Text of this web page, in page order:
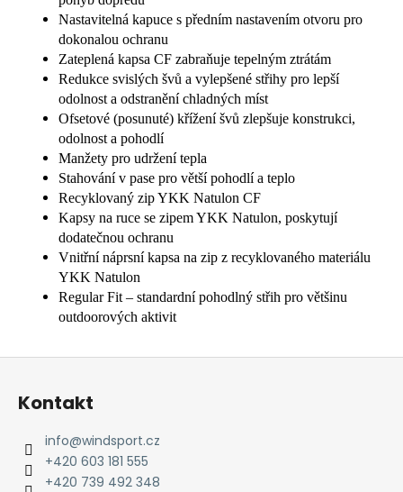
Nastavitelná kapuce s předním nastavením otvoru pro
dokonalou ochranu
Zateplená kapsa CF zabraňuje tepelným ztrátám
Redukce svislých švů a vylepšené střihy pro lepší
odolnost a odstranění chladných míst
Ofsetové (posunuté) křížení švů zlepšuje konstrukci,
odolnost a pohodlí
Manžety pro udržení tepla
Stahování v pase pro větší pohodlí a teplo
Recyklovaný zip YKK Natulon CF
Kapsy na ruce se zipem YKK Natulon, poskytují
dodatečnou ochranu
Vnitřní náprsní kapsa na zip z recyklovaného materiálu
YKK Natulon
Regular Fit – standardní pohodlný střih pro většinu
outdoorových aktivit
Z
Kontakt
info@windsport.cz
+420 603 181 555
+420 739 492 348